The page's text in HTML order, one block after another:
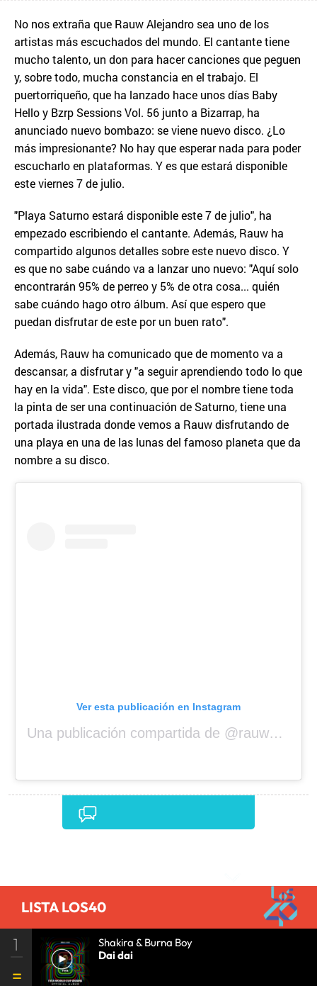
No nos extraña que Rauw Alejandro sea uno de los
artistas más escuchados del mundo. El cantante tiene
mucho talento, un don para hacer canciones que peguen
y, sobre todo, mucha constancia en el trabajo. El
puertorriqueño, que ha lanzado hace unos días Baby
Hello y Bzrp Sessions Vol. 56 junto a Bizarrap, ha
anunciado nuevo bombazo: se viene nuevo disco. ¿Lo
más impresionante? No hay que esperar nada para poder
escucharlo en plataformas. Y es que estará disponible
este viernes 7 de julio.
"Playa Saturno estará disponible este 7 de julio", ha
empezado escribiendo el cantante. Además, Rauw ha
compartido algunos detalles sobre este nuevo disco. Y
es que no sabe cuándo va a lanzar uno nuevo: "Aquí solo
encontrarán 95% de perreo y 5% de otra cosa... quién
sabe cuándo hago otro álbum. Así que espero que
puedan disfrutar de este por un buen rato".
Además, Rauw ha comunicado que de momento va a
descansar, a disfrutar y "a seguir aprendiendo todo lo que
hay en la vida". Este disco, que por el nombre tiene toda
la pinta de ser una continuación de Saturno, tiene una
portada ilustrada donde vemos a Rauw disfrutando de
una playa en una de las lunas del famoso planeta que da
nombre a su disco.
Ver esta publicación en Instagram
Una publicación compartida de @rauwalejandro
LISTA LOS40
1
Shakira & Burna Boy
Dai dai